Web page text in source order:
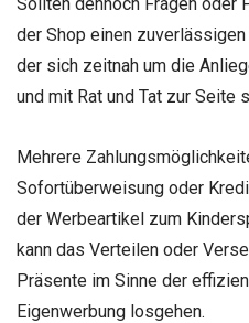
der Shop einen
der sich zeitnah um die
und mit Rat und Tat zur Seite
Mehrere
Sofortüberweisung oder
der Werbeartikel zum
kann das Verteilen oder
Präsente im Sinne der
Eigenwerbung losgehen.